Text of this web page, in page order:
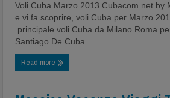
Voli Cuba Marzo 2013 Cubacom.net by
e vi fa scoprire, voli Cuba per Marzo
principale voli Cuba da Milano Roma
Santiago De Cuba ...
Read more